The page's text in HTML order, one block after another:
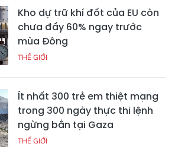
Kho dự trữ khí đốt của EU còn
chưa đầy 60% ngay trước
mùa Đông
THẾ GIỚI
Ít nhất 300 trẻ em thiệt mạng
trong 300 ngày thực thi lệnh
ngừng bắn tại Gaza
THẾ GIỚI